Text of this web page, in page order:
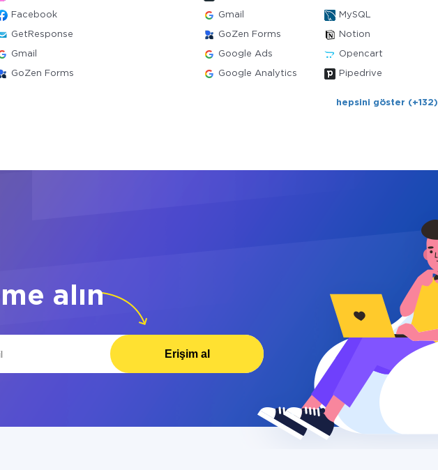
Facebook
GetResponse
Gmail
GoZen Forms
Gmail MySQL
GoZen Forms Notion
Google Ads Opencart
Google Analytics Pipedrive
hepsini göster (+132)
alın
Erişim al